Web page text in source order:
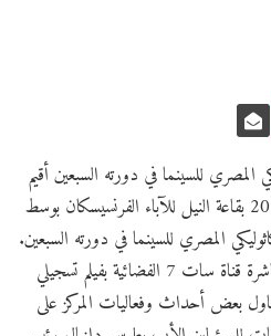
المصري للسينما في دورته السبعين أقيم
مساء يوم الجمعة الموافق 20 مايو2022 بقاعة النيل للآباء الفرنسيسكان بوسط
المصري للسينما في دورته السبعين.​
بدأ الحفل الذي نقلته على الهواء مباشرة قناة سات 7 الفضائية بفيلم تسجيلي
بعض أحداث وفعاليات المركز على